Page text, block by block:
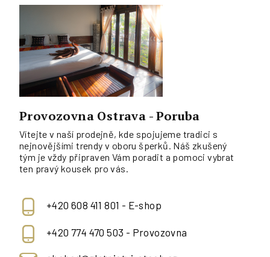
Provozovna Ostrava - Poruba
Vítejte v naší prodejně, kde spojujeme tradici s
nejnovějšími trendy v oboru šperků. Náš zkušený
tým je vždy připraven Vám poradit a pomoci vybrat
ten pravý kousek pro vás.
+420 608 411 801 - E-shop
+420 774 470 503 - Provozovna